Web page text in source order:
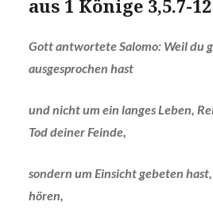
aus 1 Könige 3,5.7-12
Gott antwortete Salomo: Weil du
ausgesprochen hast
und nicht um ein langes Leben,
Tod deiner Feinde,
sondern um Einsicht gebeten
hören,